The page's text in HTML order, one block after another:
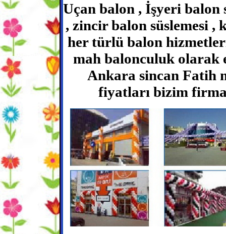
Uçan balon , İşyeri balon
, zincir balon süslemesi ,
her türlü balon
mah balonculuk olarak
Ankara sincan Fatih
fiyatları bizim